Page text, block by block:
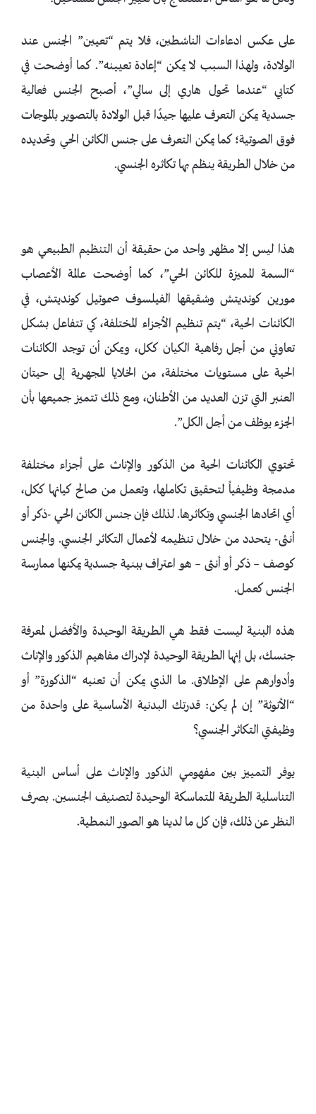
على عكس ادعاءات الناشطين، فلا يتم “تعيين” الجنس عند
الولادة، ولهذا السبب لا يمكن “إعادة تعيينه”. كما أوضحت في
كتابي “عندما تحول هاري إلى سالي”، أصبح الجنس فعالية
جسدية يمكن التعرف عليها جيدًا قبل الولادة بالتصوير بالموجات
فوق الصوتية؛ كما يمكن التعرف على جنس الكائن الحي وتحديده
من خلال الطريقة ينظم بها تكاثره الجنسي.
هذا ليس إلا مظهر واحد من حقيقة أن التنظيم الطبيعي هو
“السمة المميزة للكائن الحي”، كما أوضحت عالمة الأعصاب
مورين كونديتش وشقيقها الفيلسوف صموئيل كونديتش، في
الكائنات الحية، “يتم تنظيم الأجزاء المختلفة، كي تتفاعل بشكل
تعاوني من أجل رفاهية الكيان ككل، ويمكن أن توجد الكائنات
الحية على مستويات مختلفة، من الخلايا المجهرية إلى حيتان
العنبر التي تزن العديد من الأطنان، ومع ذلك تتميز جميعها بأن
الجزء يوظف من أجل الكل”.
تحتوي الكائنات الحية من الذكور والإناث على أجزاء مختلفة
مدمجة وظيفياً لتحقيق تكاملها، وتعمل من صالح كيانها ككل،
أي اتحادها الجنسي وتكاثرها. لذلك فإن جنس الكائن الحي -ذكر أو
أنثى- يتحدد من خلال تنظيمه لأعمال التكاثر الجنسي. والجنس
كوصف – ذكر أو أنثى – هو اعتراف ببنية جسدية يمكنها ممارسة
الجنس كعمل.
هذه البنية ليست فقط هي الطريقة الوحيدة والأفضل لمعرفة
جنسك، بل إنها الطريقة الوحيدة لإدراك مفاهيم الذكور والإناث
وأدوارهم على الإطلاق. ما الذي يمكن أن تعنيه “الذكورة” أو
“الأنوثة” إن لم يكن: قدرتك البدنية الأساسية على واحدة من
وظيفتي التكاثر الجنسي؟
يوفر التمييز بين مفهومي الذكور والإناث على أساس البنية
التناسلية الطريقة المتماسكة الوحيدة لتصنيف الجنسين. بصرف
النظر عن ذلك، فإن كل ما لدينا هو الصور النمطية.